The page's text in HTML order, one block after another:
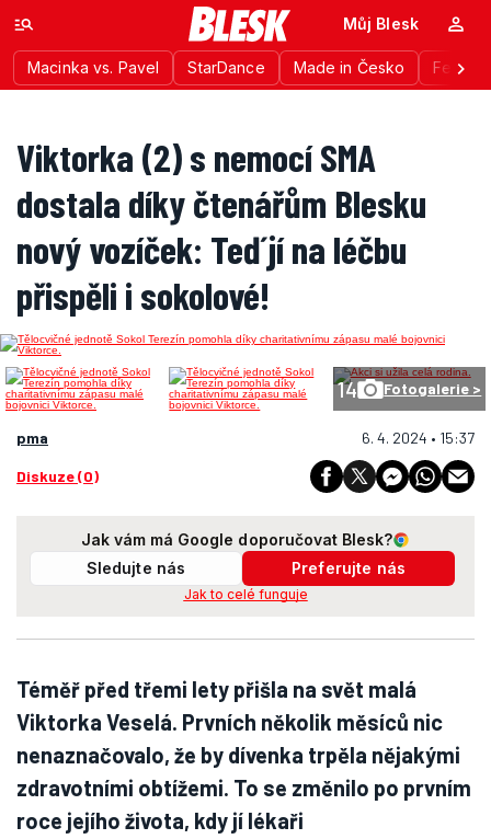
Macinka vs. Pavel StarDance Made in Česko
Můj Blesk
Viktorka (2) s nemocí SMA
dostala díky čtenářům Blesku
nový vozíček: Teď jí na léčbu
přispěli i sokolové!
14 Fotogalerie >
pma 6. 4. 2024 • 15:37
Diskuze (0)
Jak vám má Google doporučovat Blesk?
Sledujte nás
Preferujte nás
Jak to celé funguje
Téměř před třemi lety přišla na svět malá
Viktorka Veselá. Prvních několik měsíců nic
nenaznačovalo, že by dívenka trpěla nějakými
zdravotními obtížemi. To se změnilo po prvním
roce jejího života, kdy jí lékaři